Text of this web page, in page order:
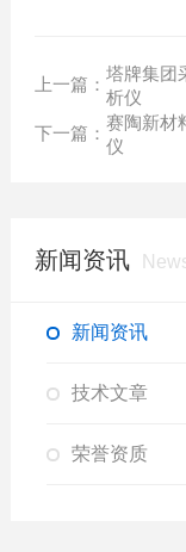
上一篇：
塔牌集团
析仪
下一篇：
赛陶新材
仪
新闻资讯
新闻资讯
技术文章
荣誉资质